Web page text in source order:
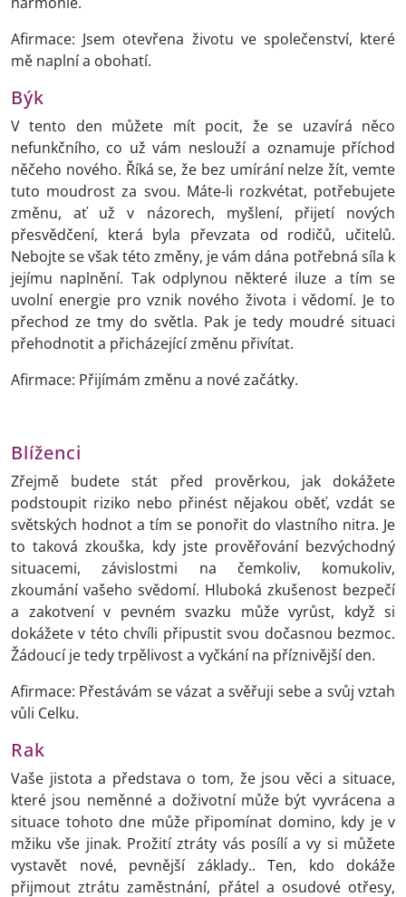
Afirmace: Jsem otevřena životu ve společenství, které
mě naplní a obohatí.
Býk
V tento den můžete mít pocit, že se uzavírá něco
nefunkčního, co už vám neslouží a oznamuje příchod
něčeho nového. Říká se, že bez umírání nelze žít, vemte
tuto moudrost za svou. Máte-li rozkvétat, potřebujete
změnu, ať už v názorech, myšlení, přijetí nových
přesvědčení, která byla převzata od rodičů, učitelů.
Nebojte se však této změny, je vám dána potřebná síla k
jejímu naplnění. Tak odplynou některé iluze a tím se
uvolní energie pro vznik nového života i vědomí. Je to
přechod ze tmy do světla. Pak je tedy moudré situaci
přehodnotit a přicházející změnu přivítat.
Afirmace: Přijímám změnu a nové začátky.
Blíženci
Zřejmě budete stát před prověrkou, jak dokážete
podstoupit riziko nebo přinést nějakou oběť, vzdát se
světských hodnot a tím se ponořit do vlastního nitra. Je
to taková zkouška, kdy jste prověřování bezvýchodný
situacemi, závislostmi na čemkoliv, komukoliv,
zkoumání vašeho svědomí. Hluboká zkušenost bezpečí
a zakotvení v pevném svazku může vyrůst, když si
dokážete v této chvíli připustit svou dočasnou bezmoc.
Žádoucí je tedy trpělivost a vyčkání na příznivější den.
Afirmace: Přestávám se vázat a svěřuji sebe a svůj vztah
vůli Celku.
Rak
Vaše jistota a představa o tom, že jsou věci a situace,
které jsou neměnné a doživotní může být vyvrácena a
situace tohoto dne může připomínat domino, kdy je v
mžiku vše jinak. Prožití ztráty vás posílí a vy si můžete
vystavět nové, pevnější základy.. Ten, kdo dokáže
přijmout ztrátu zaměstnání, přátel a osudové otřesy,